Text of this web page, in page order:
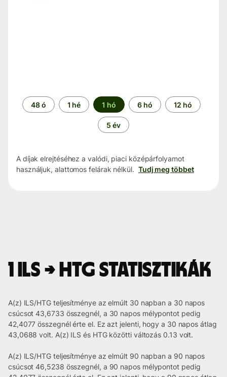
Időszak
48 ó 1 hé 1 hó 6 hó 12 hó
5 év
A díjak elrejtéséhez a valódi, piaci középárfolyamot
használjuk, alattomos felárak nélkül. Tudj meg többet
1 ILS → HTG statisztikák
A(z) ILS/HTG teljesítménye az elmúlt 30 napban a 30 napos
csúcsot 43,6733 összegnél, a 30 napos mélypontot pedig
42,4077 összegnél érte el. Ez azt jelenti, hogy a 30 napos átlag
43,0688 volt. A(z) ILS és HTG közötti változás 0.13 volt.
A(z) ILS/HTG teljesítménye az elmúlt 90 napban a 90 napos
csúcsot 46,5238 összegnél, a 90 napos mélypontot pedig